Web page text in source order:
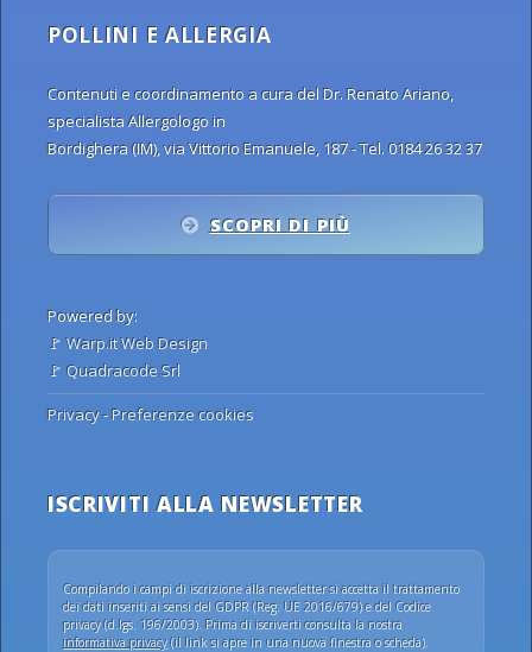
ISCRIVITI ALLA NEWSLETTER
Compilando i campi di iscrizione alla newsletter si accetta il trattamento
dei dati inseriti ai sensi del GDPR (Reg. UE 2016/679) e del Codice
privacy (d.lgs. 196/2003). Prima di iscriverti consulta la nostra
informativa privacy(il link si apre in una nuova finestra o scheda).
POLLINI E ALLERGIA
Contenuti e coordinamento a cura del Dr. Renato Ariano,
specialista Allergologo in
Bordighera (IM), via Vittorio Emanuele, 187 - Tel. 0184 26 32 37
SCOPRI DI PIÙ
Powered by:
🚩Warp.it Web Design
🚩 Quadracode Srl
Privacy-Preferenze cookies